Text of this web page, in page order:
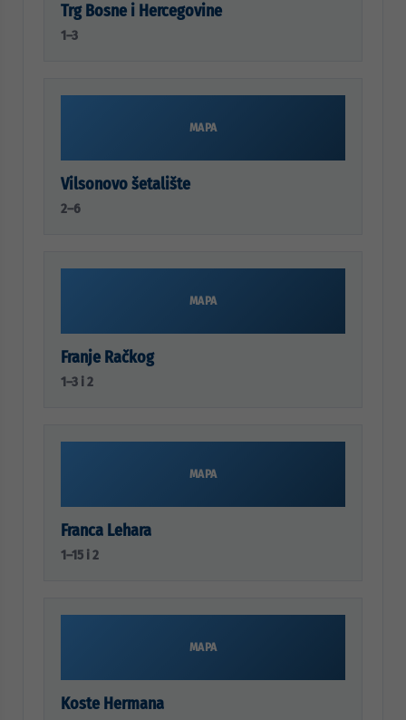
Trg Bosne i Hercegovine
1–3
MAPA
Vilsonovo šetalište
2–6
MAPA
Franje Račkog
1–3 i 2
MAPA
Franca Lehara
1–15 i 2
MAPA
Koste Hermana